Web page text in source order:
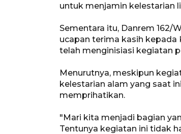
untuk menjamin kelestarian
Sementara itu, Danrem 162/
ucapan terima kasih kepada
telah menginisiasi kegiatan
Menurutnya, meskipun
kelestarian alam yang saat
memprihatikan.
"Mari kita menjadi bagian
Tentunya kegiatan ini tidak